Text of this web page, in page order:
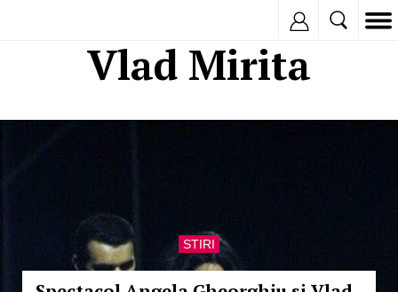
Vlad Mirita
STIRI